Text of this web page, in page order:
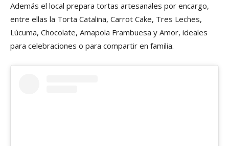
Además el local prepara tortas artesanales por encargo,
entre ellas la Torta Catalina, Carrot Cake, Tres Leches,
Lúcuma, Chocolate, Amapola Frambuesa y Amor, ideales
para celebraciones o para compartir en familia.